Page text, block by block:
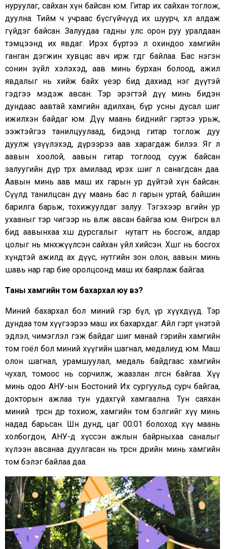
нуруулаг, сайхан хүн байсан юм. Гитар их сайхан тоглож,
дуулна. Тийм ч учраас бүсгүйчүүд их шуурч, хөл алдаж
гүйдэг байсан. Залуудаа гадны улс орон руу уралдаан
тэмцээнд их явдаг. Ирэх бүртээ л охиндоо хамгийн
ганган дэгжин хувцас авч ирж өгдөг байлаа. Бас нэгэн
сонин зүйл хэлэхэд, аав минь бурхан болоод, ажил
явдалыг нь хийж байх үеэр бид дахиад нэг дүүтэй
гэдгээ мэдэж авсан. Тэр эрэгтэй дүү минь бидэн
дундаас аавтай хамгийн адилхан, бүр усны дусал шиг
ижилхэн байдаг юм. Дүү маань биднийг гэртээ урьж,
ээжтэйгээ танилцуулаад, бидэнд гитар тоглож дуу
дуулж үзүүлэхэд, дүрээрээ аав харагдаж билээ. Яг л
аавын хоолой, аавын гитар тоглоод сууж байсан
залуугийн дүр төрх амилаад ирэх шиг л санагдсан даа.
Аавын минь аав маш их гарын ур дүйтэй хүн байсан.
Сүүлд танилцсан дүү маань бас л гарын уртай, байшин
барилга барьж, тохижуулдаг залуу. Тэгэхээр өвөөгийн ур
ухааныг тэр чигээр нь өвлөж авсан байгаа юм. Өнгөрсөн өвөл
бид аавынхаа хөшөө дурсгалыг нутагт нь босгож, алдар
цолыг нь мөнхжүүлсэн сайхан үйл хийсэн. Хөшөөг нь босгох
хүндтэй ажилд ах дүүс, нутгийн зон олон, аавын минь
шавь нар гар бие оролцсонд маш их баярлаж байгаа.
Таны хамгийн том бахархал юу вэ?
Миний бахархал бол миний гэр бүл, үр хүүхдүүд. Тэр
дундаа том хүүгээрээ маш их бахархдаг. Айл гэрт үнэтэй
эдлэл, чимэглэл гэж байдаг шиг манай гэрийн хамгийн
том гоёл бол миний хүүгийн шагнал, медалиуд юм. Маш
олон шагнал, урамшуулал, медаль байдгаас хамгийн
чухал, томоос нь сорчилж, жаазлан өлгөсөн байгаа. Хүү
минь одоо АНУ-ын Бостоний Их сургуульд сурч байгаа,
докторын ажлаа тун удахгүй хамгаална. Тун саяхан
миний төрсөн өдөр тохиож, хамгийн том бэлгийг хүү минь
надад барьсан. Шөнө дунд, цаг 00:01 болоход хүү маань
холбогдон, АНУ-д хүссэн ажлын байрныхаа саналыг
хүлээн авсанаа дуулгасан нь төрсөн өдрийн минь хамгийн
том бэлэг байлаа даа.